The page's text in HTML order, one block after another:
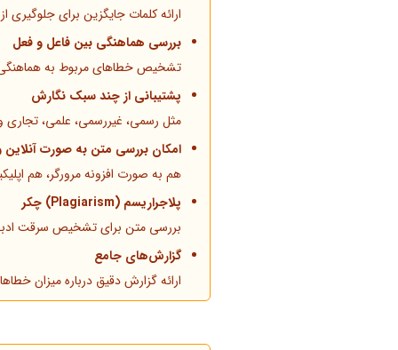
ارائه کلمات جایگزین برای جلوگیری
بررسی هماهنگی بین فاعل و فعل
تشخیص خطاهای مربوط به
پشتیبانی از چند سبک نگارش
مثل رسمی، غیررسمی، علمی، تجاری
امکان بررسی متن به صورت آنلاین
هم به صورت افزونه مرورگر، هم
پلاجراریسم (Plagiarism) چکر
بررسی متن برای تشخیص سرقت
گزارش‌های جامع
ارائه گزارش دقیق درباره میزان